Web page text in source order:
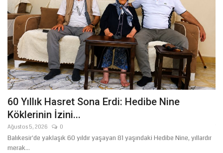
60 Yıllık Hasret Sona Erdi: Hedibe Nine
Köklerinin İzini...
Ağustos 5, 2026 0
Balıkesir'de yaklaşık 60 yıldır yaşayan 81 yaşındaki Hedibe Nine, yıllardır
merak...